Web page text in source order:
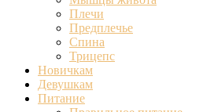
Плечи
Предплечье
Спина
Трицепс
Новичкам
Девушкам
Питание